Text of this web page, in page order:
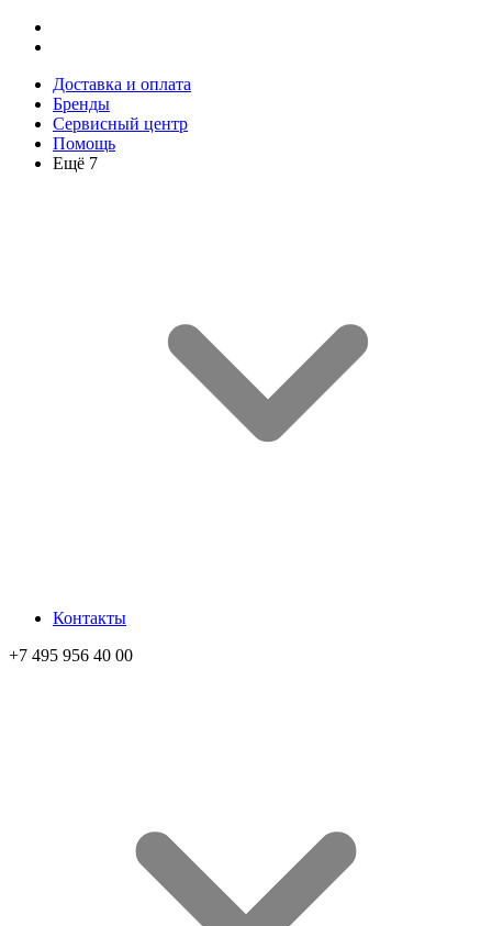
Доставка и оплата
Бренды
Сервисный центр
Помощь
Ещё 7
Контакты
+7 495 956 40 00